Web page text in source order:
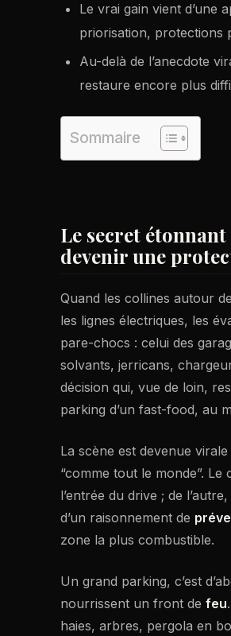
Le vrai gain vient d’une
priorisation, protections
Au-delà de l’anecdote
restaure encore plus
Sommaire
Le secret
devenir une
Quand les collines autour
les lignes électriques, les
pare-chocs : celui des
solvants, jerricans,
décision qui, vue de loin,
parking d’un fast-food, au
La scène est devenue
“comme tout le monde”.
l’entrée du drive ; de
d’un raisonnement de
zone la plus combustible.
Un grand parking, c’est
nourrissent un front de feu
haies, arbres, pergola en